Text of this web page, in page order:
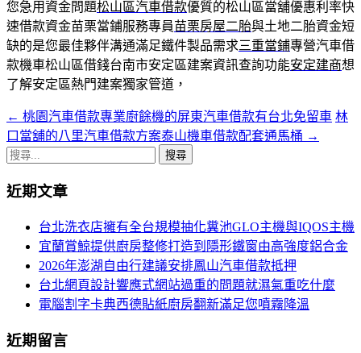
您急用資金問題松山區汽車借款優質的松山區當舖優惠利率快
速借款資金苗栗當鋪服務專員苗栗房屋二胎與土地二胎資金短
缺的是您最佳夥伴溝通滿足鐵件製品需求三重當鋪專營汽車借
款機車松山區借錢台南市安定區建案資訊查詢功能安定建商想
了解安定區熱門建案獨家管道，
文
章
航
← 桃園汽車借款專業廚餘機的屏東汽車借款有台北免留車 林
口當舖的八里汽車借款方案泰山機車借款配套通馬桶 →
搜
關
近期文章
台北洗衣店擁有全台規模抽化糞池GLO主機與IQOS主機
宜蘭賞鯨提供廚房整修打造到隱形鐵窗由高強度鋁合金
2026年澎湖自由行建議安排鳳山汽車借款抵押
台北網頁設計響應式網站過重的問題就濕氣重吃什麼
電腦割字卡典西德貼紙廚房翻新滿足您噴霧降溫
近期留言